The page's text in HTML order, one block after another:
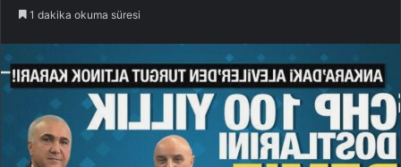
1 dakika okuma süresi